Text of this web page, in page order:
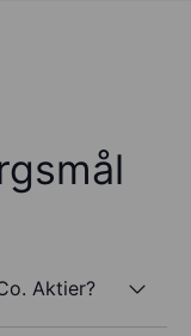
Aktier?